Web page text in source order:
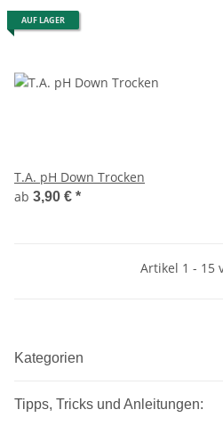
AUF LAGER
T.A. pH Down Trocken
ab 3,90 € *
Artikel 1 - 15
Kategorien
Tipps, Tricks und Anleitungen: